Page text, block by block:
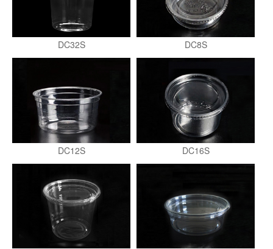
DC32S DC8S
DC12S DC16S